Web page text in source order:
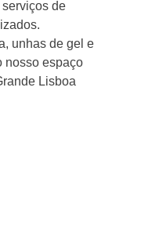
de
unhas de gel e
nosso espaço
Lisboa